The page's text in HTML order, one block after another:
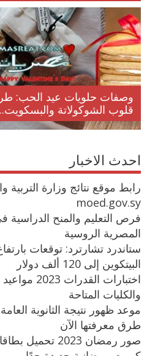
وصفات حلويات عيد الحب:
قلوب الشوكولاتة
احدث الاخبار
رابط موقع نتائج وزارة التربية
moed.gov.sy
فرص التعليم والمنح الدراسية
المصرية الروسية
ستاندرد تشارترد: توقعات
البيتكوين إلى 120 ألف دولار
اختبارات
والكليات المتاحة
طرق معرفتها الآن
صور رمضان 2023